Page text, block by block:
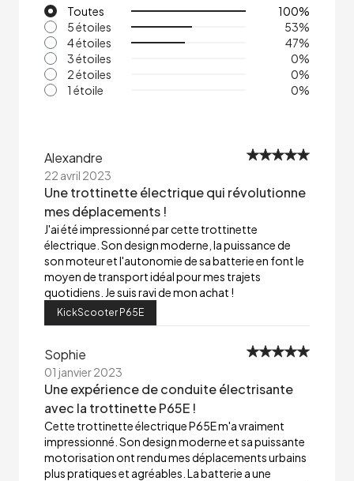
Toutes
100%
5 étoiles
53%
4 étoiles
47%
3 étoiles
0%
2 étoiles
0%
1 étoile
0%
Alexandre
22 avril 2023
Une trottinette électrique qui révolutionne
mes déplacements !
J'ai été impressionné par cette trottinette
électrique. Son design moderne, la puissance de
son moteur et l'autonomie de sa batterie en font le
moyen de transport idéal pour mes trajets
quotidiens. Je suis ravi de mon achat !
KickScooter P65E
Sophie
01 janvier 2023
Une expérience de conduite électrisante
avec la trottinette P65E !
Cette trottinette électrique P65E m'a vraiment
impressionné. Son design moderne et sa puissante
motorisation ont rendu mes déplacements urbains
plus pratiques et agréables. La batterie a une